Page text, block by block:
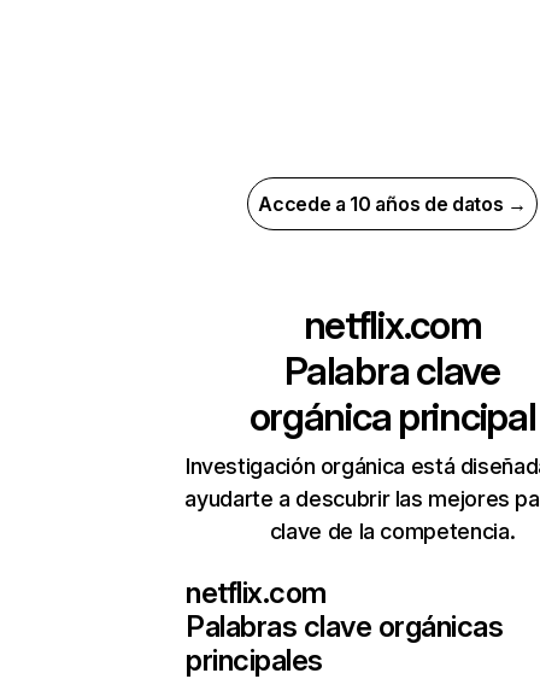
Accede a 10 años de datos →
netflix.com
Palabra clave
orgánica principal
Investigación orgánica está
ayudarte a descubrir las mejores
clave de la competencia.
netflix.com
Palabras clave orgánicas
principales